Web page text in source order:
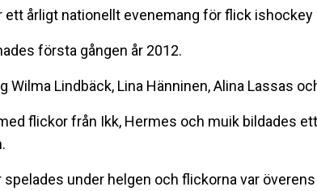
ett årligt nationellt evenemang för flick ishockey
första gången år 2012.
Wilma Lindbäck, Lina Hänninen, Alina Lassas
flickor från Ikk, Hermes och muik bildades
spelades under helgen och flickorna var